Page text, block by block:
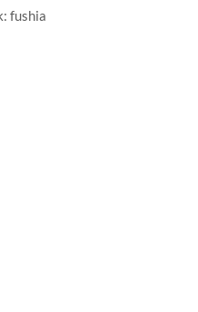
fushia